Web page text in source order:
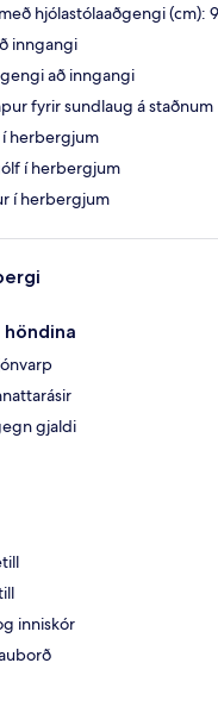
hjólastólaaðgengi (cm):
inngangi
að inngangi
fyrir sundlaug á staðnum
í herbergjum
í herbergjum
í herbergjum
gjaldi
inniskór